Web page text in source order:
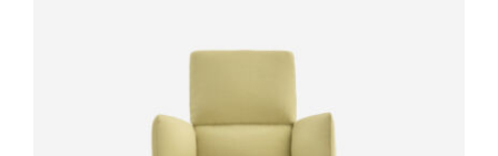
DÉTAILS